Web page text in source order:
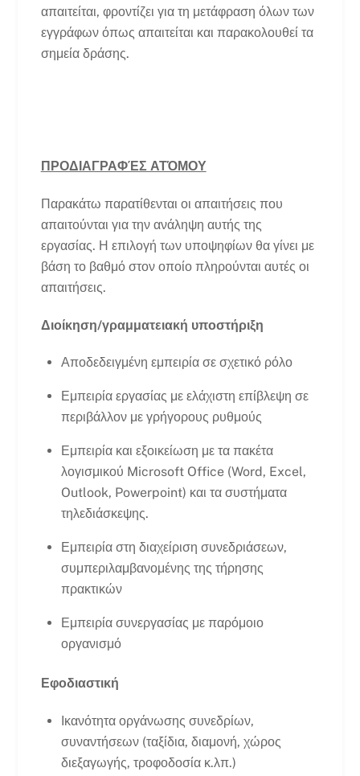
απαιτείται, φροντίζει για τη μετάφραση όλων των
εγγράφων όπως απαιτείται και παρακολουθεί τα
σημεία δράσης.
ΠΡΟΔΙΑΓΡΑΦΈΣ ΑΤΌΜΟΥ
Παρακάτω παρατίθενται οι απαιτήσεις που
απαιτούνται για την ανάληψη αυτής της
εργασίας. Η επιλογή των υποψηφίων θα γίνει με
βάση το βαθμό στον οποίο πληρούνται αυτές οι
απαιτήσεις.
Διοίκηση/γραμματειακή υποστήριξη
Αποδεδειγμένη εμπειρία σε σχετικό ρόλο
Εμπειρία εργασίας με ελάχιστη επίβλεψη σε
περιβάλλον με γρήγορους ρυθμούς
Εμπειρία και εξοικείωση με τα πακέτα
λογισμικού Microsoft Office (Word, Excel,
Outlook, Powerpoint) και τα συστήματα
τηλεδιάσκεψης.
Εμπειρία στη διαχείριση συνεδριάσεων,
συμπεριλαμβανομένης της τήρησης
πρακτικών
Εμπειρία συνεργασίας με παρόμοιο
οργανισμό
Εφοδιαστική
Ικανότητα οργάνωσης συνεδρίων,
συναντήσεων (ταξίδια, διαμονή, χώρος
διεξαγωγής, τροφοδοσία κ.λπ.)